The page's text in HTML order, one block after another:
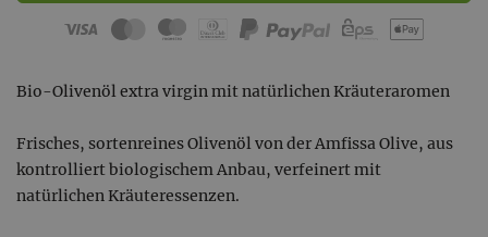
Bio-Olivenöl extra virgin mit natürlichen Kräuteraromen
Frisches, sortenreines Olivenöl von der Amfissa Olive, aus
kontrolliert biologischem Anbau, verfeinert mit
natürlichen Kräuteressenzen.